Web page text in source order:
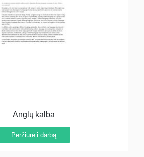
Anglų kalba
Peržiūrėti darbą